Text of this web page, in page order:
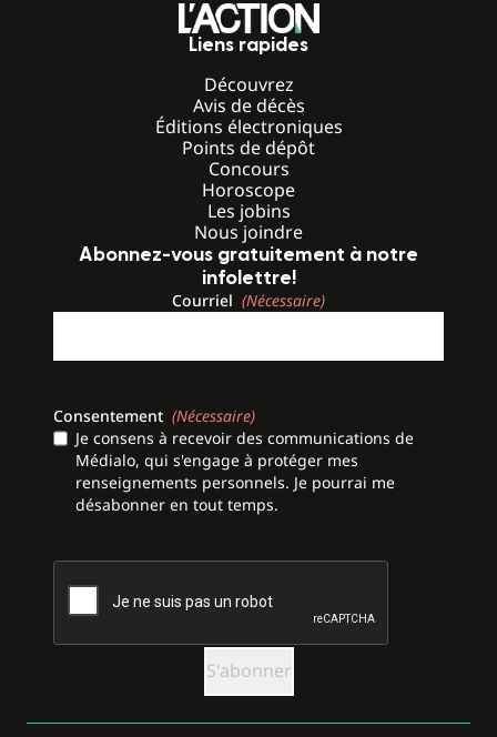
Liens rapides
Découvrez
Avis de décès
Éditions électroniques
Points de dépôt
Concours
Horoscope
Les jobins
Nous joindre
Abonnez-vous gratuitement à notre
infolettre!
Courriel (Nécessaire)
Consentement (Nécessaire)
Je consens à recevoir des communications de
Médialo, qui s'engage à protéger mes
renseignements personnels. Je pourrai me
désabonner en tout temps.
CAPTCHA